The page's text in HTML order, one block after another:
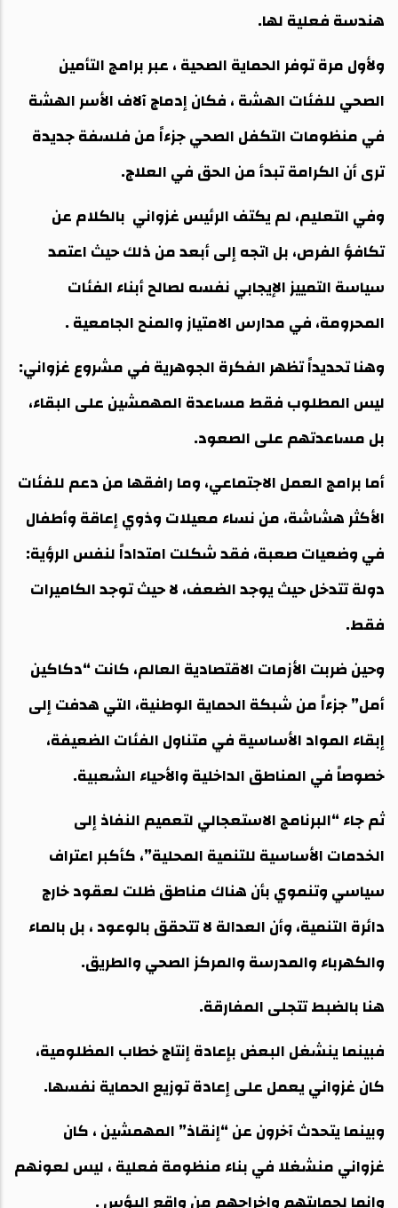
هندسة فعلية لها.
ولأول مرة توفر الحماية الصحية ، عبر برامج التأمين
الصحي للفئات الهشة ، فكان إدماج آلاف الأسر الهشة
في منظومات التكفل الصحي جزءاً من فلسفة جديدة
ترى أن الكرامة تبدأ من الحق في العلاج.
وفي التعليم، لم يكتف الرئيس غزواني بالكلام عن
تكافؤ الفرص، بل اتجه إلى أبعد من ذلك حيث اعتمد
سياسة التمييز الإيجابي نفسه لصالح أبناء الفئات
المحرومة، في مدارس الامتياز والمنح الجامعية .
وهنا تحديداً تظهر الفكرة الجوهرية في مشروع غزواني:
ليس المطلوب فقط مساعدة المهمشين على البقاء،
بل مساعدتهم على الصعود.
أما برامج العمل الاجتماعي، وما رافقها من دعم للفئات
الأكثر هشاشة، من نساء معيلات وذوي إعاقة وأطفال
في وضعيات صعبة، فقد شكلت امتداداً لنفس الرؤية:
دولة تتدخل حيث يوجد الضعف، لا حيث توجد الكاميرات
فقط.
وحين ضربت الأزمات الاقتصادية العالم، كانت “دكاكين
أمل” جزءاً من شبكة الحماية الوطنية، التي هدفت إلى
إبقاء المواد الأساسية في متناول الفئات الضعيفة،
خصوصاً في المناطق الداخلية والأحياء الشعبية.
ثم جاء “البرنامج الاستعجالي لتعميم النفاذ إلى
الخدمات الأساسية للتنمية المحلية”، كأكبر اعتراف
سياسي وتنموي بأن هناك مناطق ظلت لعقود خارج
دائرة التنمية، وأن العدالة لا تتحقق بالوعود ، بل بالماء
والكهرباء والمدرسة والمركز الصحي والطريق.
هنا بالضبط تتجلى المفارقة.
فبينما ينشغل البعض بإعادة إنتاج خطاب المظلومية،
كان غزواني يعمل على إعادة توزيع الحماية نفسها.
وبينما يتحدث آخرون عن “إنقاذ” المهمشين ، كان
غزواني منشغلا في بناء منظومة فعلية ، ليس لعونهم
وإنما لحمايتهم وإخراجهم من واقع البؤس .